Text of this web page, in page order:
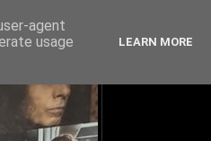
agent
usage
LEARN MORE